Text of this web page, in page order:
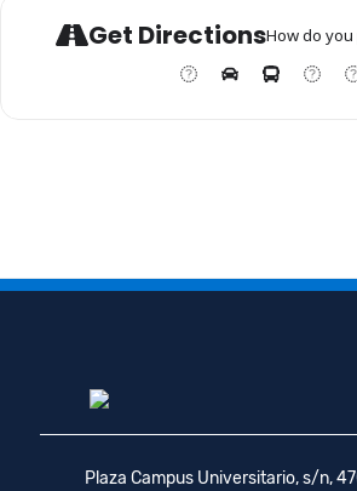
Get DirectionsHow do
Plaza Campus Universitario, s/n,